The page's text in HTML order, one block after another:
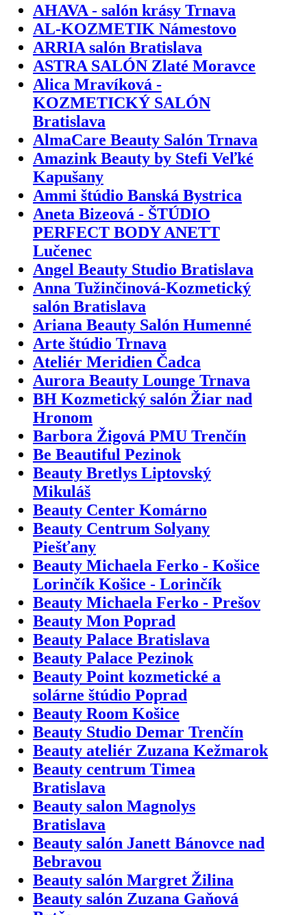
AHAVA - salón krásy Trnava
AL-KOZMETIK Námestovo
ARRIA salón Bratislava
ASTRA SALÓN Zlaté Moravce
Alica Mravíková -
KOZMETICKÝ SALÓN
Bratislava
AlmaCare Beauty Salón Trnava
Amazink Beauty by Stefi Veľké
Kapušany
Ammi štúdio Banská Bystrica
Aneta Bizeová - ŠTÚDIO
PERFECT BODY ANETT
Lučenec
Angel Beauty Studio Bratislava
Anna Tužinčinová-Kozmetický
salón Bratislava
Ariana Beauty Salón Humenné
Arte štúdio Trnava
Ateliér Meridien Čadca
Aurora Beauty Lounge Trnava
BH Kozmetický salón Žiar nad
Hronom
Barbora Žigová PMU Trenčín
Be Beautiful Pezinok
Beauty Bretlys Liptovský
Mikuláš
Beauty Center Komárno
Beauty Centrum Solyany
Piešťany
Beauty Michaela Ferko - Košice
Lorinčík Košice - Lorinčík
Beauty Michaela Ferko - Prešov
Beauty Mon Poprad
Beauty Palace Bratislava
Beauty Palace Pezinok
Beauty Point kozmetické a
solárne štúdio Poprad
Beauty Room Košice
Beauty Studio Demar Trenčín
Beauty ateliér Zuzana Kežmarok
Beauty centrum Timea
Bratislava
Beauty salon Magnolys
Bratislava
Beauty salón Janett Bánovce nad
Bebravou
Beauty salón Margret Žilina
Beauty salón Zuzana Gaňová